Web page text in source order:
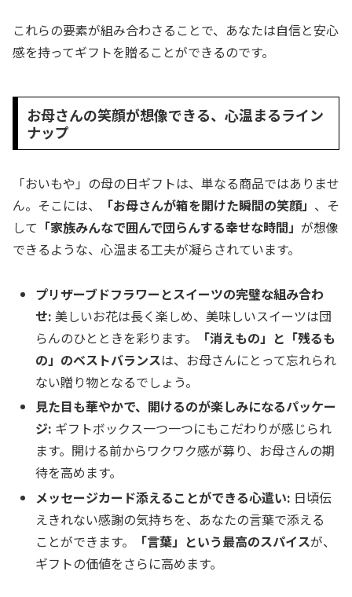
これらの要素が組み合わさることで、あなたは自信と安心
感を持ってギフトを贈ることができるのです。
お母さんの笑顔が想像できる、心温まるライン
ナップ
「おいもや」の母の日ギフトは、単なる商品ではありませ
ん。そこには、
「お母さんが箱を開けた瞬間の笑顔」 、そ
して 「家族みんなで囲んで団らんする幸せな時間」 が想像
できるような、心温まる工夫が凝らされています。
プリザーブドフラワーとスイーツの完璧な組み合わ
せ: 美しいお花は長く楽しめ、美味しいスイーツは団
らんのひとときを彩ります。
「消えもの」と「残るも
の」のベストバランスは、お母さんにとって忘れられ
ない贈り物となるでしょう。
見た目も華やかで、開けるのが楽しみになるパッケー
ジ: ギフトボックス一つ一つにもこだわりが感じられ
ます。開ける前からワクワク感が募り、お母さんの期
待を高めます。
メッセージカード添えることができる心遣い: 日頃伝
えきれない感謝の気持ちを、あなたの言葉で添える
ことができます。
「言葉」という最高のスパイスが、
ギフトの価値をさらに高めます。